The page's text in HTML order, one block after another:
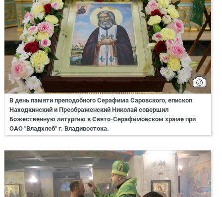
В день памяти преподобного Серафима Саровского, епископ
Находкинский и Преображенский Николай совершил
Божественную литургию в Свято-Серафимовском храме при
ОАО "Владхлеб" г. Владивостока.